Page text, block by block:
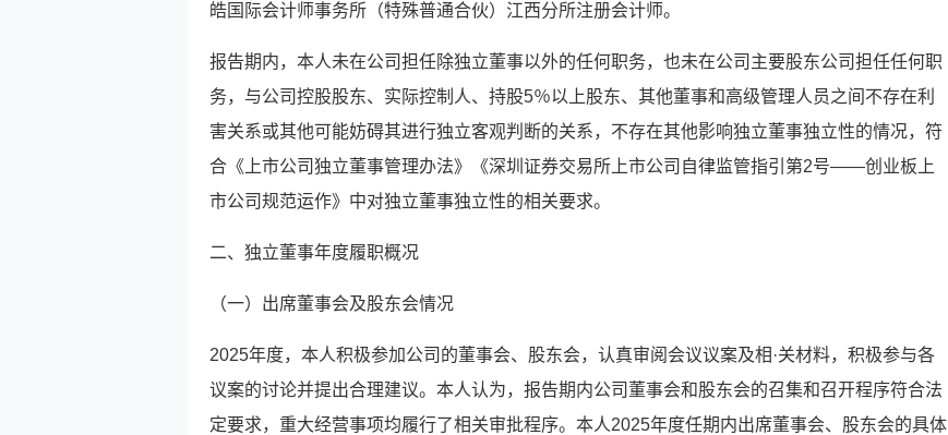
皓国际会计师事务所（特殊普通合伙）江西分所注册会计师。
报告期内，本人未在公司担任除独立董事以外的任何职务，也未在公司主要股东公司担任任何职
务，与公司控股股东、实际控制人、持股5％以上股东、其他董事和高级管理人员之间不存在利
害关系或其他可能妨碍其进行独立客观判断的关系，不存在其他影响独立董事独立性的情况，符
合《上市公司独立董事管理办法》《深圳证券交易所上市公司自律监管指引第2号——创业板上
市公司规范运作》中对独立董事独立性的相关要求。
二、独立董事年度履职概况
（一）出席董事会及股东会情况
2025年度，本人积极参加公司的董事会、股东会，认真审阅会议议案及相·关材料，积极参与各
议案的讨论并提出合理建议。本人认为，报告期内公司董事会和股东会的召集和召开程序符合法
定要求，重大经营事项均履行了相关审批程序。本人2025年度任期内出席董事会、股东会的具体